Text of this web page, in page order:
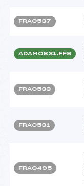
FRA0537
ADAM0831.FFS
FRA0533
FRA0531
FRA0495